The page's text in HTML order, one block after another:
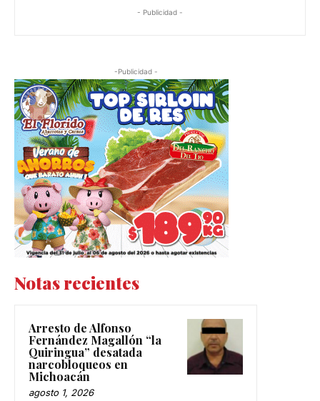
- Publicidad -
-Publicidad -
Notas recientes
Arresto de Alfonso
Fernández Magallón “la
Quiringua” desatada
narcobloqueos en
Michoacán
agosto 1, 2026